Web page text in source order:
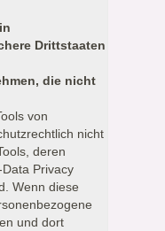
Drittstaaten
die nicht
von
nicht
deren
Privacy
Wenn diese
und dort